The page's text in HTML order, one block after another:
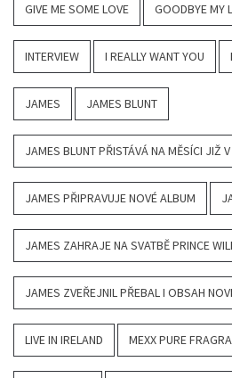
GIVE ME SOME LOVE GOODBYE MY
INTERVIEW I REALLY WANT YOU
JAMES JAMES BLUNT
JAMES BLUNT PŘISTÁVÁ NA MĚSÍCI JIŽ
JAMES PŘIPRAVUJE NOVÉ ALBUM
JAMES ZAHRAJE NA SVATBĚ PRINCE
JAMES ZVEŘEJNIL PŘEBAL I OBSAH
LIVE IN IRELAND MEXX PURE